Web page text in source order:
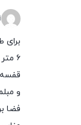
۶
قفسه
و
فضا